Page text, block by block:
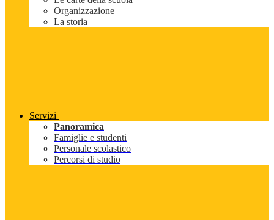
Organizzazione
La storia
Servizi
Panoramica
Famiglie e studenti
Personale scolastico
Percorsi di studio